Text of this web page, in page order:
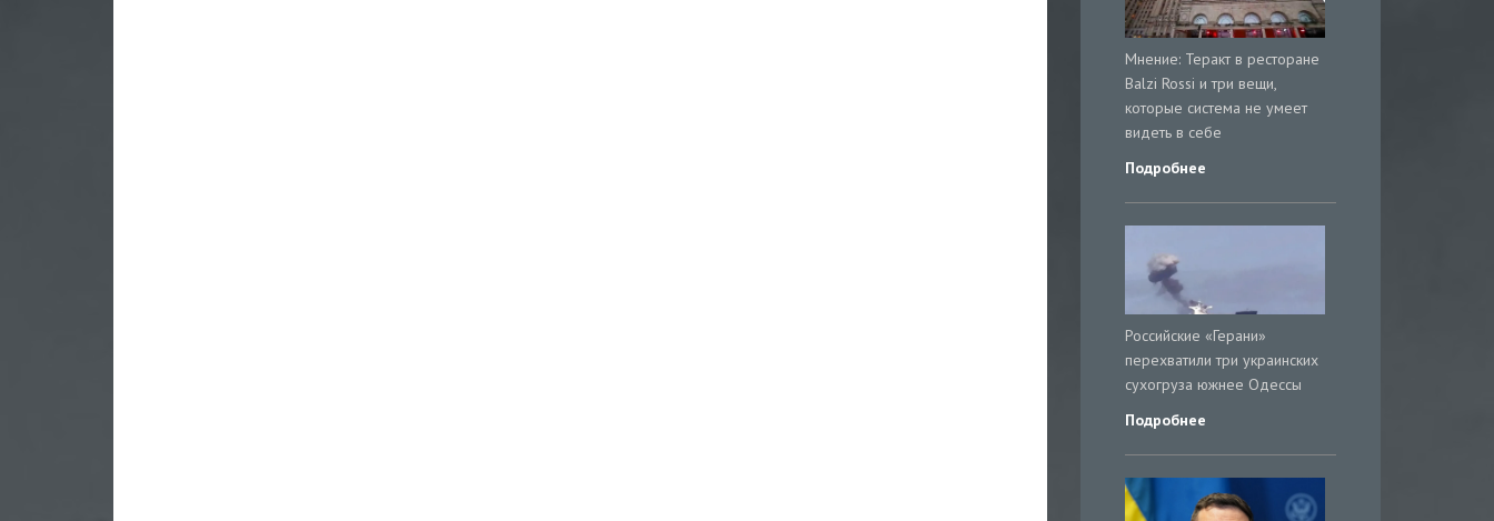
Мнение: Теракт в ресторане
Balzi Rossi и три вещи,
которые система не умеет
видеть в себе
Подробнее
Российские «Герани»
перехватили три украинских
сухогруза южнее Одессы
Подробнее